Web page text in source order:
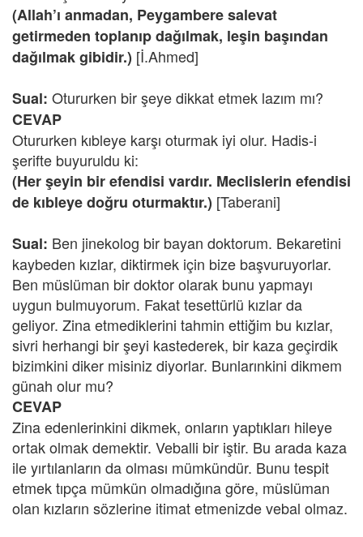
(Allah’ı anmadan, Peygambere salevat
getirmeden toplanıp dağılmak, leşin başından
dağılmak gibidir.) [İ.Ahmed]
Sual: Otururken bir şeye dikkat etmek lazım mı?
CEVAP
Otururken kıbleye karşı oturmak iyi olur. Hadis-i
şerifte buyuruldu ki:
(Her şeyin bir efendisi vardır. Meclislerin efendisi
de kıbleye doğru oturmaktır.) [Taberani]
Sual: Ben jinekolog bir bayan doktorum. Bekaretini
kaybeden kızlar, diktirmek için bize başvuruyorlar.
Ben müslüman bir doktor olarak bunu yapmayı
uygun bulmuyorum. Fakat tesettürlü kızlar da
geliyor. Zina etmediklerini tahmin ettiğim bu kızlar,
sivri herhangi bir şeyi kastederek, bir kaza geçirdik
bizimkini diker misiniz diyorlar. Bunlarınkini dikmem
günah olur mu?
CEVAP
Zina edenlerinkini dikmek, onların yaptıkları hileye
ortak olmak demektir. Veballi bir iştir. Bu arada kaza
ile yırtılanların da olması mümkündür. Bunu tespit
etmek tıpça mümkün olmadığına göre, müslüman
olan kızların sözlerine itimat etmenizde vebal olmaz.